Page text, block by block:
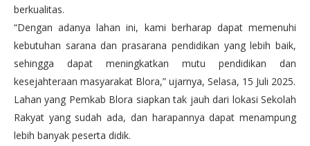
berkualitas.
“Dengan adanya lahan ini, kami berharap dapat memenuhi
kebutuhan sarana dan prasarana pendidikan yang lebih baik,
sehingga dapat meningkatkan mutu pendidikan dan
kesejahteraan masyarakat Blora,” ujarnya, Selasa, 15 Juli 2025.
Lahan yang Pemkab Blora siapkan tak jauh dari lokasi Sekolah
Rakyat yang sudah ada, dan harapannya dapat menampung
lebih banyak peserta didik.